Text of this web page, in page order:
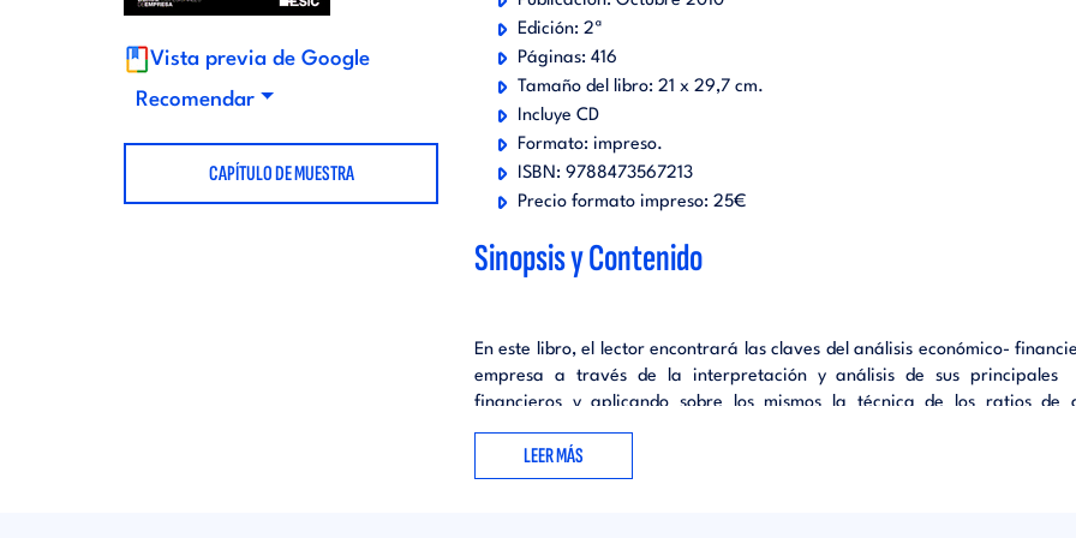
t
o
r
Vista previa de Google
Recomendar
CAPÍTULO DE MUESTRA
Edición: 2ª
Páginas: 416
Tamaño del libro: 21 x 29,7 cm.
Incluye CD
Formato: impreso.
ISBN: 9788473567213
Precio formato impreso: 25€
Sinopsis y Contenido
En este libro, el lector encontrará las claves del análisis económico-
empresa a través de la interpretación y análisis de sus principales
financieros y aplicando sobre los mismos la técnica de los ratios de
Orientado su contenido, metodología y definición de conceptos a los
financieros, su objetivo es facilitar a dichos directivos la comprensión y
aquellos ratios económico- financieros fundamentales que puedan
LEER MÁS